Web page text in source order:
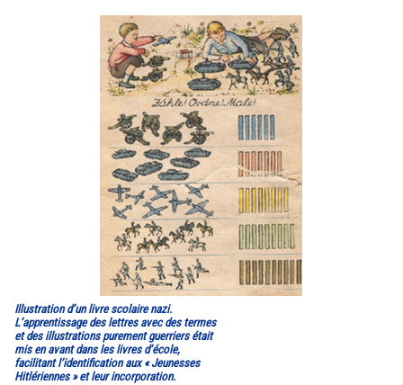
Illustration d’un livre scolaire nazi.
L’apprentissage des lettres avec des termes
et des illustrations purement guerriers était
mis en avant dans les livres d’école,
facilitant l’identification aux « Jeunesses
Hitlériennes » et leur incorporation.